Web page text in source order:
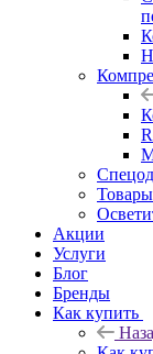
Товары
Акции
Услуги
Блог
Бренды
Как купить